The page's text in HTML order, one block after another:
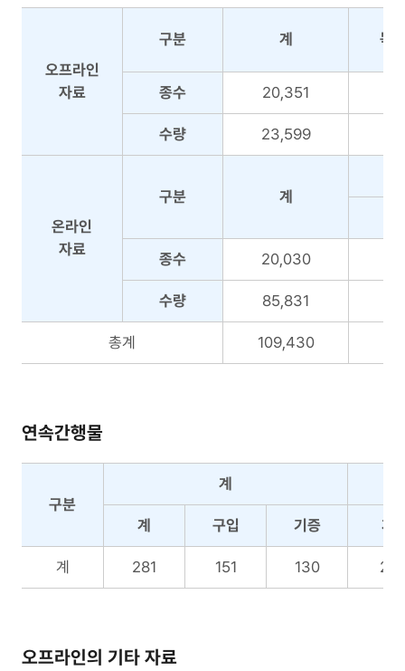
료
자
오프라인
자료
구분 계 녹
종수 20,351
수량 23,599
온라인
자료
구분
계
종수 20,030
수량 85,831
총계 109,430
연속간행물
물
구분
계
계 구입 기증 계
계 281 151 130 27
오프라인의 기타 자료